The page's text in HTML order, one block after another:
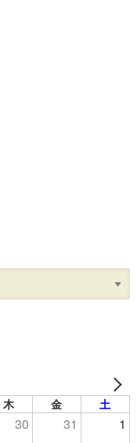
木 金 土
30 31 1